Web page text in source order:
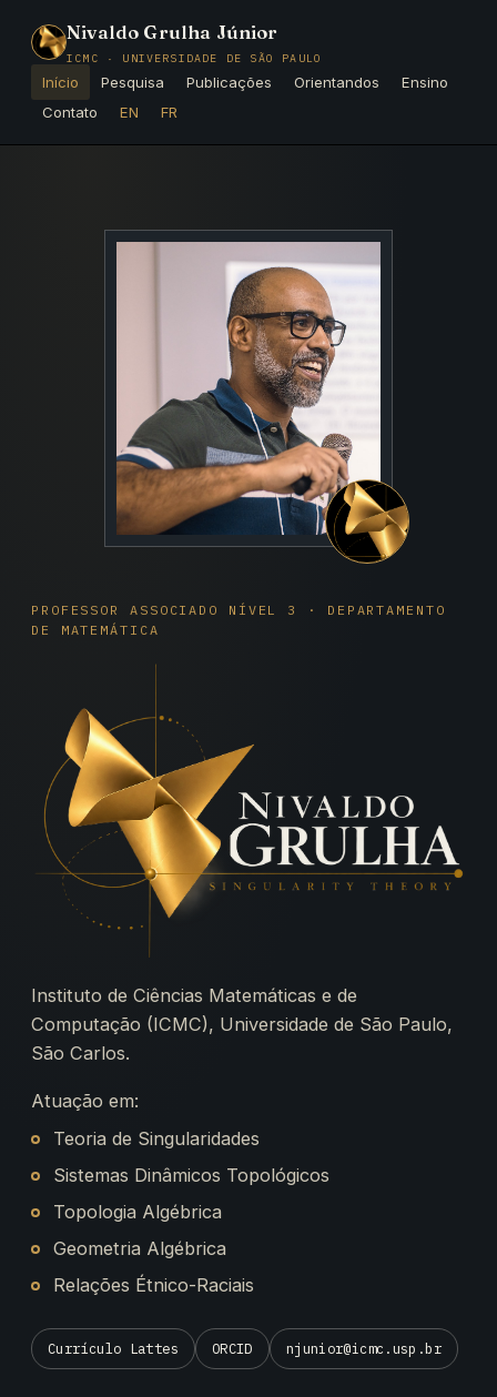
Nivaldo Grulha Júnior
ICMC · UNIVERSIDADE DE SÃO PAULO
Início Pesquisa Publicações Orientandos
Ensino
Contato
EN FR
PROFESSOR ASSOCIADO NÍVEL 3 · DEPARTAMENTO
DE MATEMÁTICA
Instituto de Ciências Matemáticas e de
Computação (ICMC), Universidade de São Paulo,
São Carlos.
Atuação em:
Teoria de Singularidades
Sistemas Dinâmicos Topológicos
Topologia Algébrica
Geometria Algébrica
Relações Étnico-Raciais
Currículo Lattes ORCID njunior@icmc.usp.br